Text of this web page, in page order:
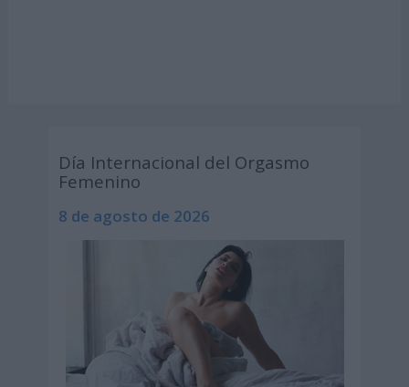
Día Internacional del Orgasmo
Femenino
8 de agosto de 2026